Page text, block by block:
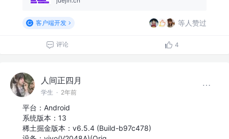
客户端开发 等人赞过
评论 4
人间正四月
学生 · 2年前
平台：Android
系统版本：13
稀土掘金版本：v6.5.4 (Build-b97c478)